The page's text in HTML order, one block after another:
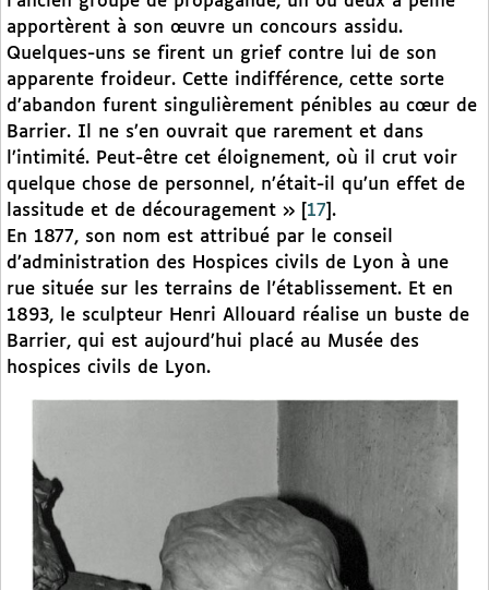
apportèrent à son œuvre un concours assidu.
Quelques-uns se firent un grief contre lui de son
apparente froideur. Cette indifférence, cette sorte
d’abandon furent singulièrement pénibles au cœur de
Barrier. Il ne s’en ouvrait que rarement et dans
l’intimité. Peut-être cet éloignement, où il crut voir
quelque chose de personnel, n’était-il qu’un effet de
lassitude et de découragement »
17 .
En 1877, son nom est attribué par le conseil
d’administration des Hospices civils de Lyon à une
rue située sur les terrains de l’établissement. Et en
1893, le sculpteur Henri Allouard réalise un buste de
Barrier, qui est aujourd’hui placé au Musée des
hospices civils de Lyon.